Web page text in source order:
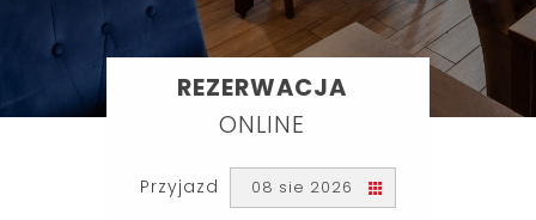
REZERWACJA
ONLINE
Przyjazd 08 sie 2026